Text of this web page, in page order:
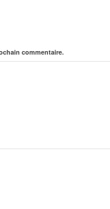
commentaire.